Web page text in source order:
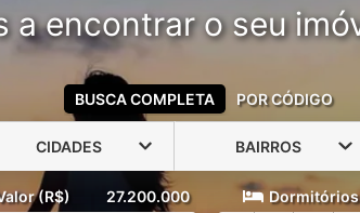
a encontrar o seu
BUSCA COMPLETA POR CÓDIGO
CIDADES BAIRROS
(R$) 27.200.000 Dormitórios